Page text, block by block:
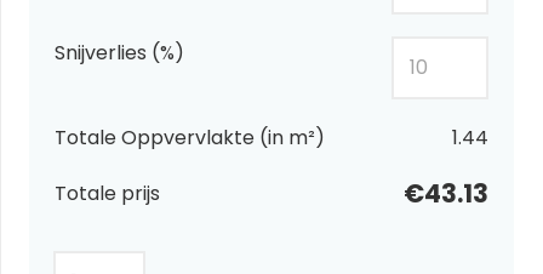
Snijverlies (%)
Totale Oppvervlakte (in m²)
1.44
Totale prijs
€43.13